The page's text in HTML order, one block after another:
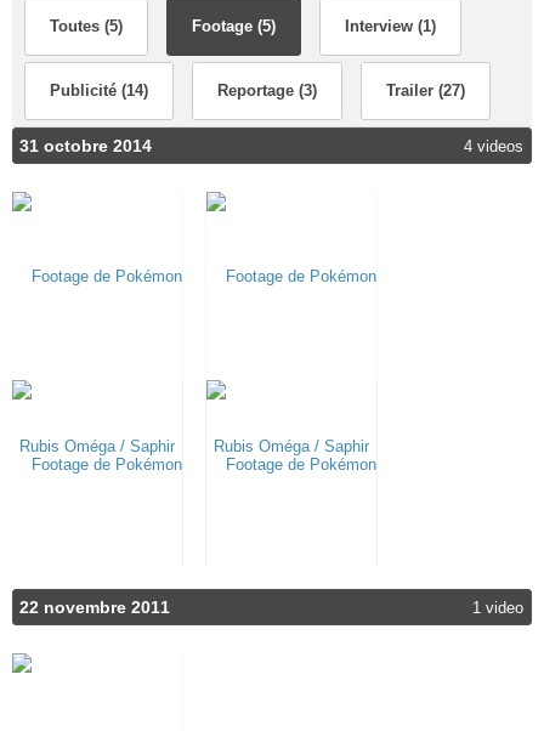
Toutes (5) Footage (5) Interview (1)
Publicité (14) Reportage (3) Trailer (27)
31 octobre 2014 4 videos
22 novembre 2011 1 video